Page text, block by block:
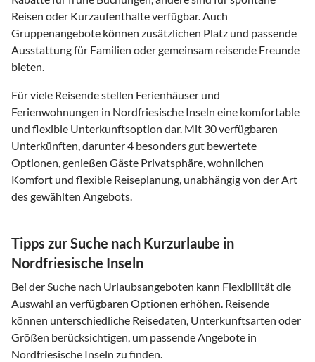
Reisen oder Kurzaufenthalte verfügbar. Auch
Gruppenangebote können zusätzlichen Platz und passende
Ausstattung für Familien oder gemeinsam reisende Freunde
bieten.
Für viele Reisende stellen Ferienhäuser und
Ferienwohnungen in Nordfriesische Inseln eine komfortable
und flexible Unterkunftsoption dar. Mit 30 verfügbaren
Unterkünften, darunter 4 besonders gut bewertete
Optionen, genießen Gäste Privatsphäre, wohnlichen
Komfort und flexible Reiseplanung, unabhängig von der Art
des gewählten Angebots.
Tipps zur Suche nach Kurzurlaube in
Nordfriesische Inseln
Bei der Suche nach Urlaubsangeboten kann Flexibilität die
Auswahl an verfügbaren Optionen erhöhen. Reisende
können unterschiedliche Reisedaten, Unterkunftsarten oder
Größen berücksichtigen, um passende Angebote in
Nordfriesische Inseln zu finden.